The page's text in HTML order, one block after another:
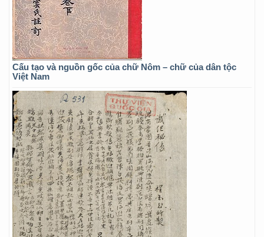
Cấu tạo và nguồn gốc của chữ Nôm – chữ của dân tộc
Việt Nam